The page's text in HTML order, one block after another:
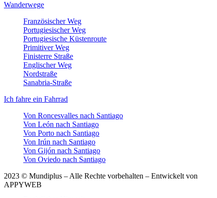
Wanderwege
Französischer Weg
Portugiesischer Weg
Portugiesische Küstenroute
Primitiver Weg
Finisterre Straße
Englischer Weg
Nordstraße
Sanabria-Straße
Ich fahre ein Fahrrad
Von Roncesvalles nach Santiago
Von León nach Santiago
Von Porto nach Santiago
Von Irún nach Santiago
Von Gijón nach Santiago
Von Oviedo nach Santiago
2023 © Mundiplus – Alle Rechte vorbehalten – Entwickelt von
APPYWEB